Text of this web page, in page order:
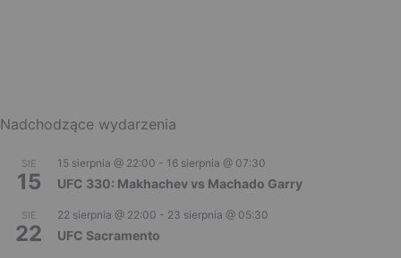
Nadchodzące wydarzenia
SIE
15
15 sierpnia @ 22:00 - 16 sierpnia @ 07:30
UFC 330: Makhachev vs Machado Garry
SIE
22
22 sierpnia @ 22:00 - 23 sierpnia @ 05:30
UFC Sacramento